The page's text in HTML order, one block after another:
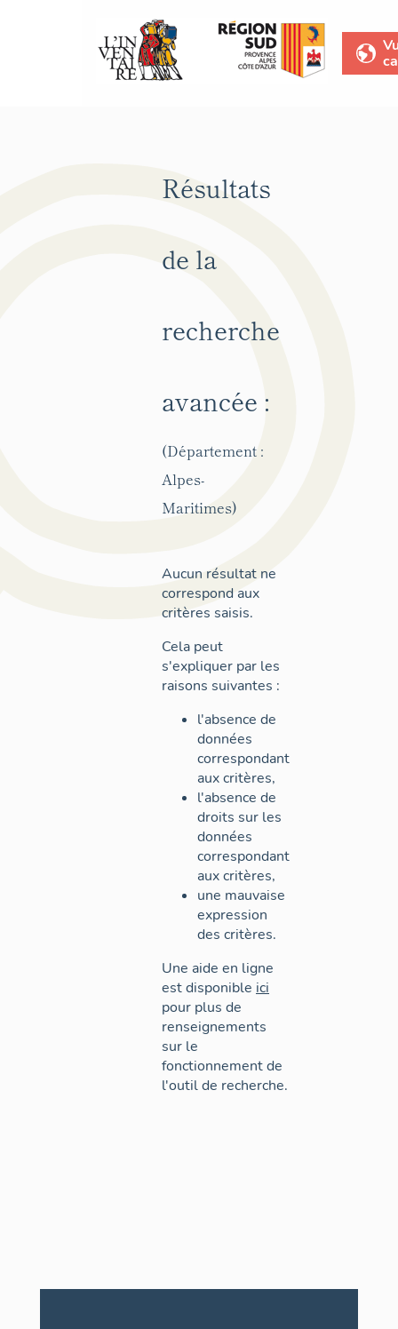
Résultats
de la
recherche
avancée :
(Département :
Alpes-
Maritimes)
Aucun résultat ne
correspond aux
critères saisis.
Cela peut
s'expliquer par les
raisons suivantes :
l'absence de
données
correspondant
aux critères,
l'absence de
droits sur les
données
correspondant
aux critères,
une mauvaise
expression
des critères.
Une aide en ligne
est disponible ici
pour plus de
renseignements
sur le
fonctionnement de
l'outil de recherche.